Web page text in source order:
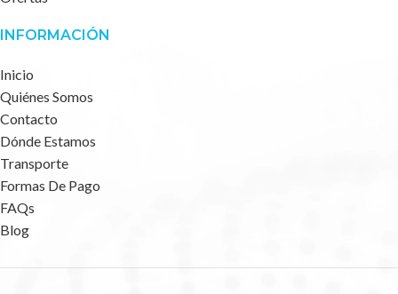
INFORMACIÓN
Inicio
Quiénes Somos
Contacto
Dónde Estamos
Transporte
Formas De Pago
FAQs
Blog